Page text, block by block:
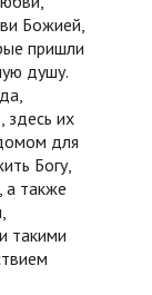
Божией,
пришли
душу.
здесь их
для
Богу,
а также
такими